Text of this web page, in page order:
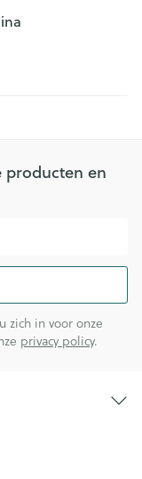
pagina
producten en
zich in voor onze
privacy policy.